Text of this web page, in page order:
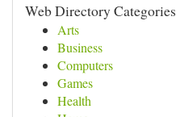
Web Directory Categories
Arts
Business
Computers
Games
Health